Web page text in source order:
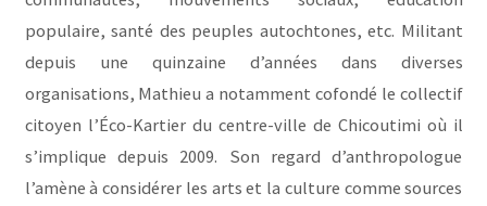
populaire, santé des peuples autochtones, etc. Militant
depuis une quinzaine d’années dans diverses
organisations, Mathieu a notamment cofondé le collectif
citoyen l’Éco-Kartier du centre-ville de Chicoutimi où il
s’implique depuis 2009. Son regard d’anthropologue
l’amène à considérer les arts et la culture comme sources